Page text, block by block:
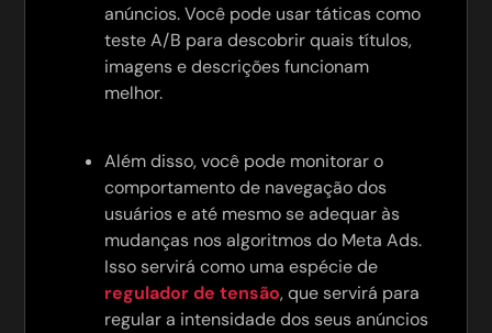
anúncios. Você pode usar táticas como
teste A/B para descobrir quais títulos,
imagens e descrições funcionam
melhor.
Além disso, você pode monitorar o
comportamento de navegação dos
usuários e até mesmo se adequar às
mudanças nos algoritmos do Meta Ads.
Isso servirá como uma espécie de
regulador de tensão, que servirá para
regular a intensidade dos seus anúncios